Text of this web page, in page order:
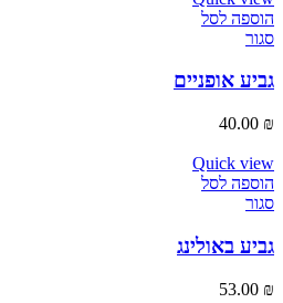
הוספה לסל
סגור
גביע אופניים
40.00 ₪
Quick view
הוספה לסל
סגור
גביע באולינג
53.00 ₪